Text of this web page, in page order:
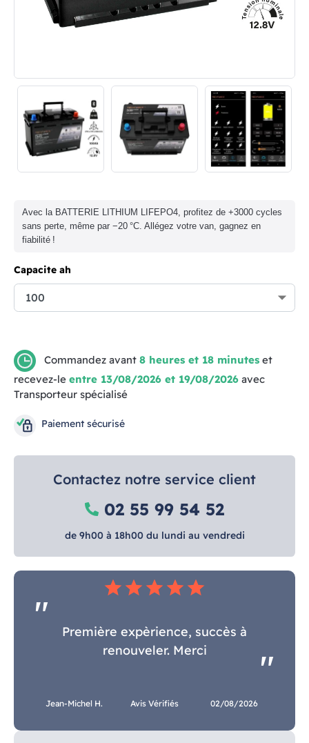
Avec la BATTERIE LITHIUM LIFEPO4, profitez de +3000 cycles
sans perte, même par −20 °C. Allégez votre van, gagnez en
fiabilité !
Capacite ah
Commandez avant 8 heures et 18 minutes et
recevez-le entre 13/08/2026 et 19/08/2026 avec
Transporteur spécialisé
Paiement sécurisé
Contactez notre service client
02 55 99 54 52
de 9h00 à 18h00 du lundi au vendredi
star star star star star
Première expèrience, succès à
renouveler. Merci
Jean-Michel H. Avis Vérifiés 02/08/2026